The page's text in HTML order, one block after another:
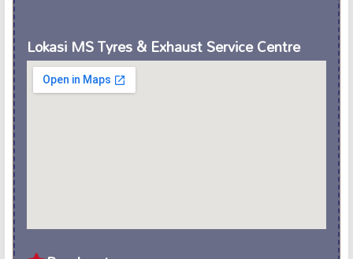
Lokasi MS Tyres & Exhaust Service Centre